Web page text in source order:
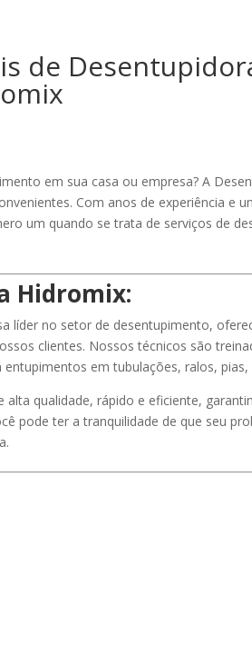
de
em sua casa ou empresa? A
Com anos de experiência e
um quando se trata de serviços de
Hidromix:
líder no setor de desentupimento,
clientes. Nossos técnicos são
em tubulações, ralos,
qualidade, rápido e eficiente,
pode ter a tranquilidade de que seu